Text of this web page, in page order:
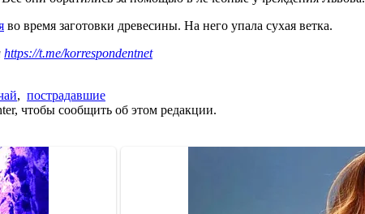
во время заготовки древесины. На него упала сухая ветка.
https://t.me/korrespondentnet
, пострадавшие
чтобы сообщить об этом редакции.